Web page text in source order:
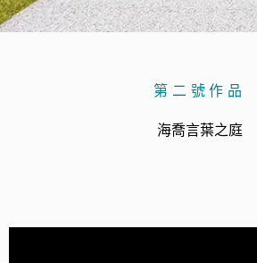
第二號作品
海喬言葉之庭